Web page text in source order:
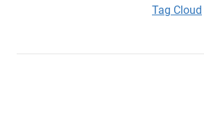
Tag Cloud